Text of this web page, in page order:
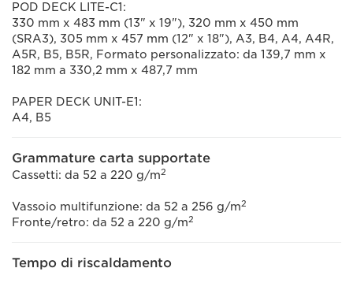
POD DECK LITE-C1:
330 mm x 483 mm (13" x 19"), 320 mm x 450 mm
(SRA3), 305 mm x 457 mm (12" x 18"), A3, B4, A4, A4R,
A5R, B5, B5R, Formato personalizzato: da 139,7 mm x
182 mm a 330,2 mm x 487,7 mm
PAPER DECK UNIT-E1:
A4, B5
Grammature carta supportate
Cassetti: da 52 a 220 g/m2
Vassoio multifunzione: da 52 a 256 g/m2
Fronte/retro: da 52 a 220 g/m2
Tempo di riscaldamento